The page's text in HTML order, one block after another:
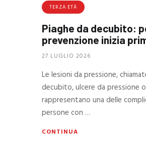
TERZA ETÀ
Piaghe da decubito:
prevenzione inizia
27 LUGLIO 2026
Le lesioni da pressione,
decubito, ulcere da pressione
rappresentano una delle
persone con …
CONTINUA